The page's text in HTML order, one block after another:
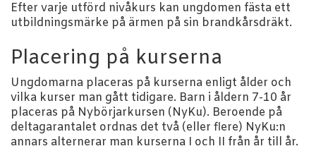
Efter varje utförd nivåkurs kan ungdomen fästa ett
utbildningsmärke på ärmen på sin brandkårsdräkt.
Placering på kurserna
Ungdomarna placeras på kurserna enligt ålder och
vilka kurser man gått tidigare. Barn i åldern 7-10 år
placeras på Nybörjarkursen (NyKu). Beroende på
deltagarantalet ordnas det två (eller flere) NyKu:n
annars alternerar man kurserna I och II från år till år.